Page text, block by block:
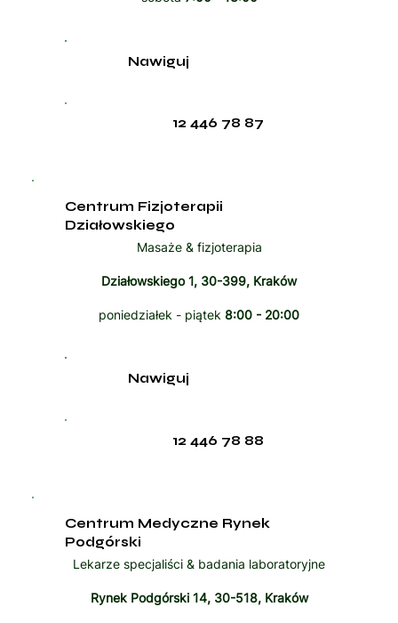
12 446 78 87
Nawiguj
Centrum Fizjoterapii
Działowskiego
Masaże & fizjoterapia
Działowskiego 1, 30-399, Kraków
poniedziałek - piątek 8:00 - 20:00
12 446 78 88
Nawiguj
Centrum Medyczne Rynek
Podgórski
Lekarze specjaliści & badania laboratoryjne
Rynek Podgórski 14, 30-518, Kraków